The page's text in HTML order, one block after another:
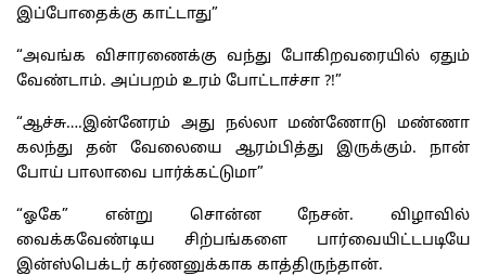
இப்போதைக்கு காட்டாது”
“அவங்க விசாரணைக்கு வந்து போகிறவரையில் ஏதும்
வேண்டாம். அப்பறம் உரம் போட்டாச்சா ?!”
“ஆச்சு….இன்னேரம் அது நல்லா மண்ணோடு மண்ணா
கலந்து தன் வேலையை ஆரம்பித்து இருக்கும். நான்
போய் பாலாவை பார்க்கட்டுமா”
“ஓகே” என்று சொன்ன நேசன். விழாவில்
வைக்கவேண்டிய சிற்பங்களை பார்வையிட்டபடியே
இன்ஸ்பெக்டர் கர்ணனுக்காக காத்திருந்தான்.